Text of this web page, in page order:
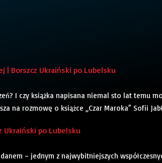
| Borszcz Ukraiński po Lubelsku
I czy książka napisana niemal sto lat temu
na rozmowę o książce „Czar Maroka” Sofii
Ukraiński po Lubelsku
– jednym z najwybitniejszych